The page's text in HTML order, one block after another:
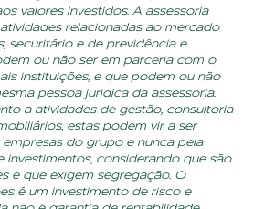
valores investidos. A assessoria
relacionadas ao mercado
securitário e de previdência e
ou não ser em parceria com o
instituições, e que podem ou não
pessoa jurídica da assessoria.
a atividades de gestão, consultoria
estas podem vir a ser
do grupo e nunca pela
investimentos, considerando que são
e que exigem segregação. O
é um investimento de risco e